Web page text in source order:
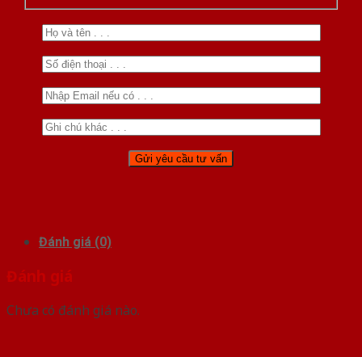
Đánh giá (0)
Đánh giá
Chưa có đánh giá nào.